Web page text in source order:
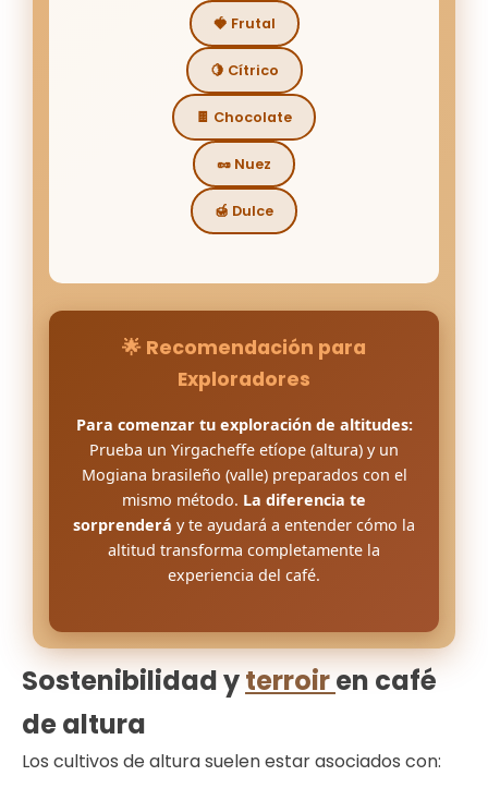
🍓 Frutal
🍋 Cítrico
🍫 Chocolate
🥜 Nuez
🍯 Dulce
🌟 Recomendación para
Exploradores
Para comenzar tu exploración de altitudes:
Prueba un Yirgacheffe etíope (altura) y un
Mogiana brasileño (valle) preparados con el
mismo método. La diferencia te
sorprenderá y te ayudará a entender cómo la
altitud transforma completamente la
experiencia del café.
Sostenibilidad yterroiren café
de altura
Los cultivos de altura suelen estar asociados con: